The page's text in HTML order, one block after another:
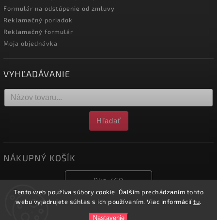
Tento web používa súbory cookie. Ďalším prechádzaním tohto
webu vyjadrujete súhlas s ich používaním. Viac informáciítu.
Nastavenie
Formulár na odstúpenie od zmluvy
Reklamačný poriadok
Reklamačný formulár
Moja objednávka
VYHĽADÁVANIE
Hľadať
NÁKUPNÝ KOŠÍK
0ks /€0
obchod.nofox.sk. Všetky práva vyhradené.